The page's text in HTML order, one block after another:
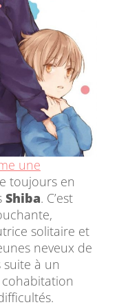
une
toujours en
Shiba. C’est
solitaire et
neveux de
à un
cohabitation